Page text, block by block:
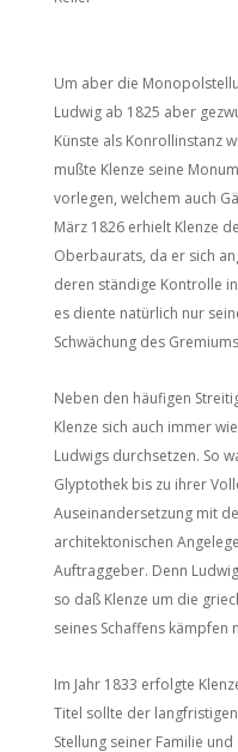
Um aber die
Ludwig ab 1825 aber
Künste als Konrollinstanz
mußte Klenze seine
vorlegen, welchem auch
März 1826 erhielt Klenze
Oberbaurats, da er sich
deren ständige Kontrolle
es diente natürlich nur
Schwächung des
Neben den häufigen
Klenze sich auch immer
Ludwigs durchsetzen. So
Glyptothek bis zu ihrer
Auseinandersetzung mit
architektonischen
Auftraggeber. Denn
so daß Klenze um die
seines Schaffens kämpfen
Im Jahr 1833 erfolgte
Titel sollte der
Stellung seiner Familie